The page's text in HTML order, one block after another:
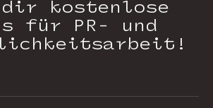
dir kostenlose
für PR- und